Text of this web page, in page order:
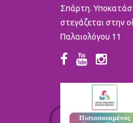
Σπάρτη.
στεγάζεται στην
Παλαιολόγου 11